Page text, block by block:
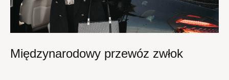
Międzynarodowy przewóz zwłok